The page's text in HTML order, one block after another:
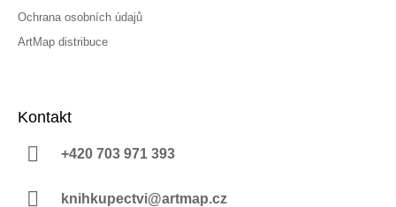
Ochrana osobních údajů
ArtMap distribuce
Kontakt
+420 703 971 393
knihkupectvi@artmap.cz